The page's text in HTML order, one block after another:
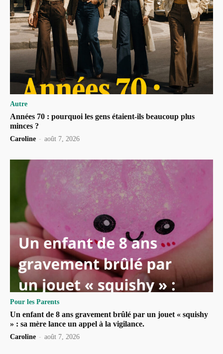
Autre
Années 70 : pourquoi les gens étaient-ils beaucoup plus
minces ?
Caroline - août 7, 2026
Pour les Parents
Un enfant de 8 ans gravement brûlé par un jouet « squishy
» : sa mère lance un appel à la vigilance.
Caroline - août 7, 2026